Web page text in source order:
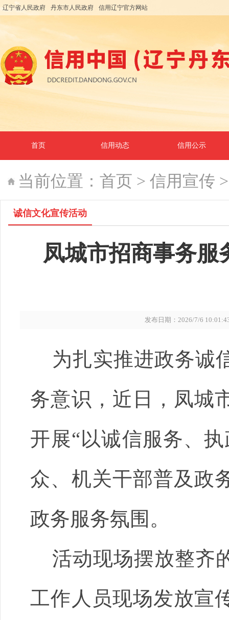
辽宁省人民政府 丹东市人民政府 信用辽宁官方网站
首页 信用动态 信用公示
当前位置： 首页 > 信用宣传
诚信文化宣传活动
凤城市招商事务服
发布日期：2026/7/6
为扎实推进政务诚
务意识，近日，凤城
开展“以诚信服务、
众、机关干部普及政
政务服务氛围。
活动现场摆放整齐
工作人员现场发放宣